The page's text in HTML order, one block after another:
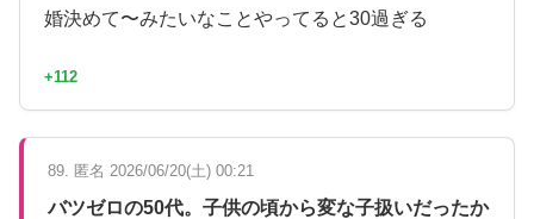
婚決めて〜みたいなことやってると30過ぎる
+112
89. 匿名 2026/06/20(土) 00:21
バツゼロの50代。子供の頃から変な子扱いだったか